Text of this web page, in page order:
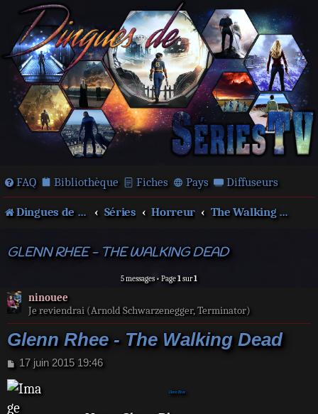
FAQ Bibliothèque Fiches Pays Diffuseurs
Dingues de séries télé ! Séries Horreur The Walking Dead
GLENN RHEE - THE WALKING DEAD
5 messages • Page1sur1
ninouee
Je reviendrai (Arnold Schwarzenegger, Terminator)
Glenn Rhee - The Walking Dead
M
s
17 juin 2015 19:46
Glenn Rhee